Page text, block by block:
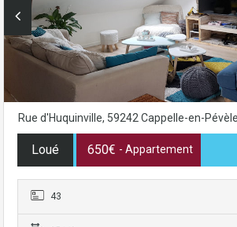
Rue d'Huquinville, 59242 Cappelle-en-
Loué 650€ - Appartement
43